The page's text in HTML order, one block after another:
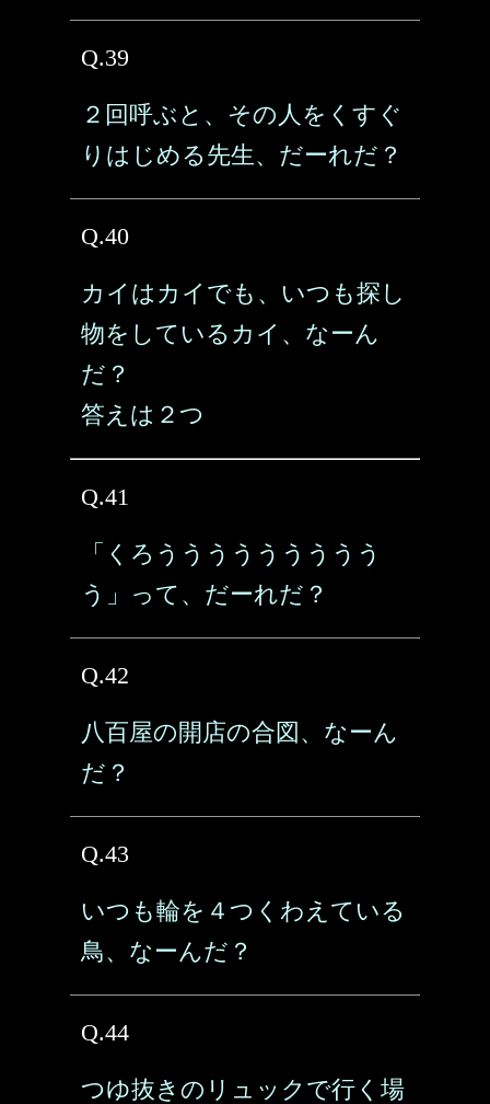
Q.39
２回呼ぶと、その人をくすぐ
りはじめる先生、だーれだ？
Q.40
カイはカイでも、いつも探し
物をしているカイ、なーん
だ？
答えは２つ
Q.41
「くろううううううううう
う」って、だーれだ？
Q.42
八百屋の開店の合図、なーん
だ？
Q.43
いつも輪を４つくわえている
鳥、なーんだ？
Q.44
つゆ抜きのリュックで行く場